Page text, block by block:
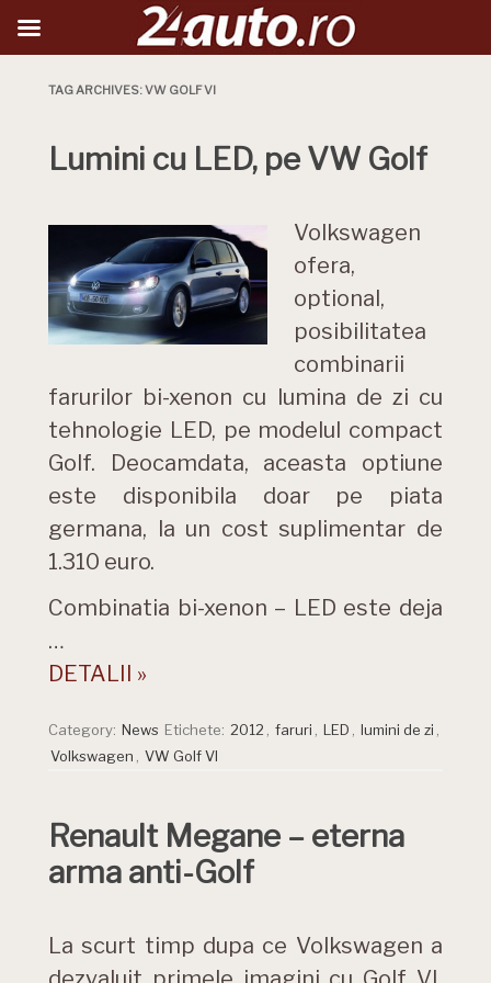
TAG ARCHIVES:VW GOLF VI
Lumini cu LED, pe VW Golf
Volkswagen
ofera,
optional,
posibilitatea
combinarii
farurilor bi-xenon cu lumina de zi cu
tehnologie LED, pe modelul compact
Golf. Deocamdata, aceasta optiune
este disponibila doar pe piata
germana, la un cost suplimentar de
1.310 euro.
Combinatia bi-xenon – LED este deja
…
DETALII »
Category: News Etichete: 2012 faruri LED lumini de zi
Volkswagen
VW Golf VI
Renault Megane – eterna
arma anti-Golf
La scurt timp dupa ce Volkswagen a